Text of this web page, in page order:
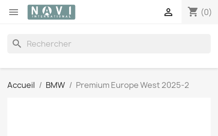
 shopping_cart (0)

search
Accueil BMW Premium Europe West 2025-2